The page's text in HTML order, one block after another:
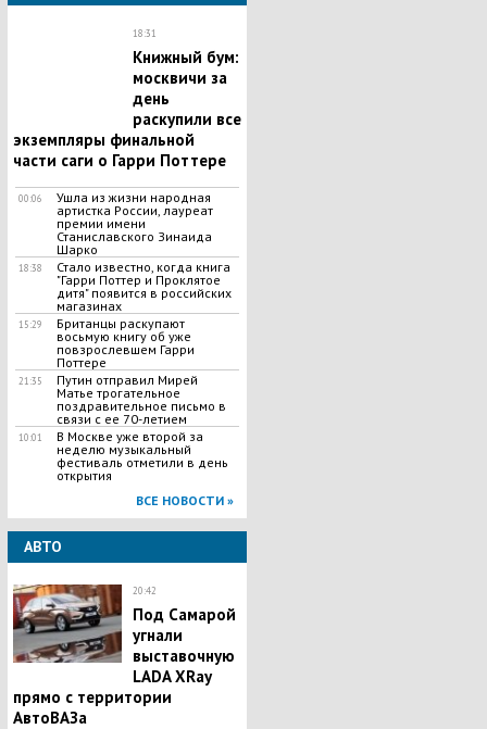
18:31
Книжный бум:
москвичи за
день
раскупили все
экземпляры финальной
части саги о Гарри Поттере
00:06
Ушла из жизни народная
артистка России, лауреат
премии имени
Станиславского Зинаида
Шарко
18:38
Стало известно, когда книга
"Гарри Поттер и Проклятое
дитя" появится в российских
магазинах
15:29
Британцы раскупают
восьмую книгу об уже
повзрослевшем Гарри
Поттере
21:35
Путин отправил Мирей
Матье трогательное
поздравительное письмо в
связи с ее 70-летием
10:01
В Москве уже второй за
неделю музыкальный
фестиваль отметили в день
открытия
ВСЕ НОВОСТИ »
АВТО
20:42
Под Самарой
угнали
выставочную
LADA XRay
прямо с территории
АвтоВАЗа